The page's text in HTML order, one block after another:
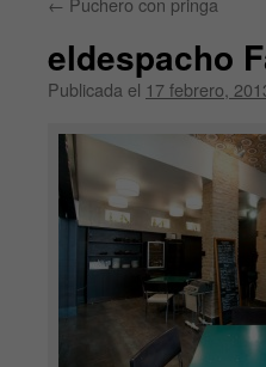
eldespacho
Publicada el 17 febrero,